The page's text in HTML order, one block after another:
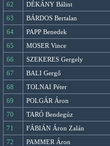
62
DÉKÁNY Bálint
63
BÁRDOS Bertalan
64
PAPP Benedek
65
MOSER Vince
66
SZEKERES Gergely
67
BALI Gergő
68
TOLNAI Péter
69
POLGÁR Áron
70
TARÓ Bendegúz
71
FÁBIÁN Áron Zalán
72
PAMMER Áron